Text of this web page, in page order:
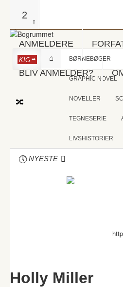
2
ANMELDERE
BLIV ANMELDER?
KIG BØRNEBØGER
GRAPHIC NOVEL
NOVELLER
TEGNESERIE
LIVSHISTORIER
NYESTE
Holly Miller